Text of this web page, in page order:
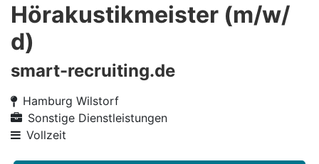
Hörakustikmeister (m/w/
d)
smart-recruiting.de
Hamburg Wilstorf
Sonstige Dienstleistungen
Vollzeit